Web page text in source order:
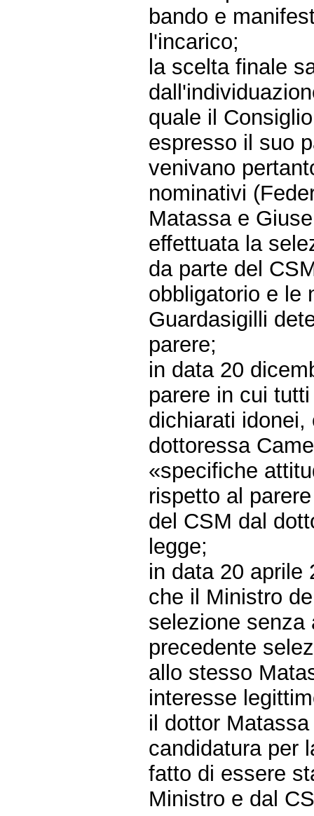
bando e
l'incarico;
la scelta finale
quale il
espresso il suo
venivano
nominativi
Matassa e
effettuata la
da parte del
obbligatorio e le
Guardasigilli
parere;
in data 20
parere in cui
dichiarati
dottoressa
«specifiche
rispetto al
del CSM dal
legge;
in data 20 aprile
che il Ministro
selezione senza
precedente
allo stesso
interesse
il dottor
candidatura per
fatto di essere
Ministro e dal